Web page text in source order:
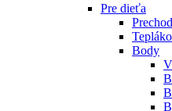
Pre dieťa
Body